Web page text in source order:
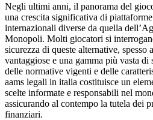
Negli ultimi anni, il panorama del
una crescita significativa di
internazionali diverse da quella
Monopoli. Molti giocatori si
sicurezza di queste alternative,
vantaggiose e una gamma più vasta
delle normative vigenti e delle
aams legali in italia costituisce un
scelte informate e responsabili nel
assicurando al contempo la tutela dei
finanziari.